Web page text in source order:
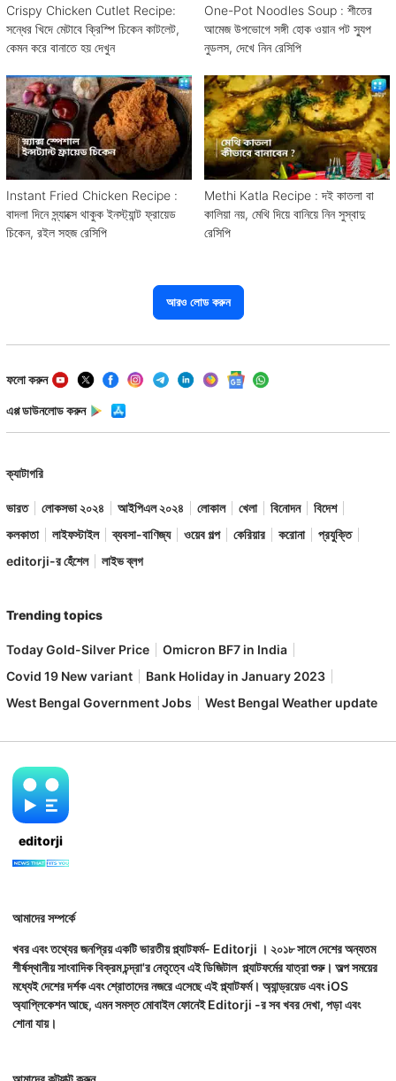
Crispy Chicken Cutlet Recipe:
সন্ধের খিদে মেটাবে ক্রিস্পি চিকেন কাটলেট,
কেমন করে বানাতে হয় দেখুন
One-Pot Noodles Soup : শীতের
আমেজ উপভোগে সঙ্গী হোক ওয়ান পট স্যুপ
নুডলস, দেখে নিন রেসিপি
Instant Fried Chicken Recipe :
বাদলা দিনে স্ন্যাক্সে থাকুক ইনস্ট্যান্ট ফ্রায়েড
চিকেন, রইল সহজ রেসিপি
Methi Katla Recipe : দই কাতলা বা
কালিয়া নয়, মেথি দিয়ে বানিয়ে নিন সুস্বাদু
রেসিপি
আরও লোড করুন
ফলো করুন
এপ্প ডাউনলোড করুন
ক্যাটাগরি
ভারত লোকসভা ২০২৪ আইপিএল ২০২৪ লোকাল খেলা বিনোদন
বিদেশ
কলকাতা
লাইফস্টাইল ব্যবসা-বাণিজ্য ওয়েব গল্প কেরিয়ার করোনা
প্রযুক্তি
editorji-র হেঁশেল
লাইভ ব্লগ
Trending topics
Today Gold-Silver Price
Omicron BF7 in India
Covid 19 New variant
Bank Holiday in January 2023
West Bengal Government Jobs
West Bengal Weather update
editorji
আমাদের সম্পর্কে
খবর এবং তথ্যের জনপ্রিয় একটি ভারতীয় প্ল্যাটফর্ম- Editorji । ২০১৮ সালে দেশের অন্যতম
শীর্ষস্থানীয় সাংবাদিক বিক্রম চন্দ্রা'র নেতৃত্বে এই ডিজিটাল প্ল্যাটফর্মের যাত্রা শুরু। অল্প সময়ের
মধ্যেই দেশের দর্শক এবং শ্রোতাদের নজরে এসেছে এই প্ল্যাটফর্ম। অ্যান্ড্রয়েড এবং iOS
অ্যাপ্লিকেশন আছে, এমন সমস্ত মোবাইল ফোনেই Editorji -র সব খবর দেখা, পড়া এবং
শোনা যায়।